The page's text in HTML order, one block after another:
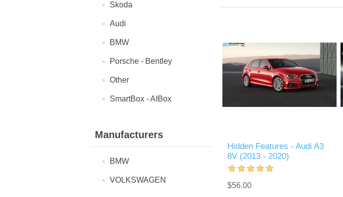
Skoda
Audi
BMW
Porsche - Bentley
Other
SmartBox - AIBox
Manufacturers
BMW
VOLKSWAGEN
Hidden Features - Audi A3
8V (2013 - 2020)
$56.00